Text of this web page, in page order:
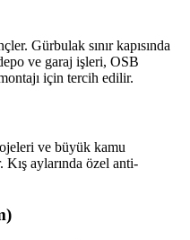
Gürbulak sınır kapısında
ve garaj işleri, OSB
için tercih edilir.
ve büyük kamu
Kış aylarında özel anti-